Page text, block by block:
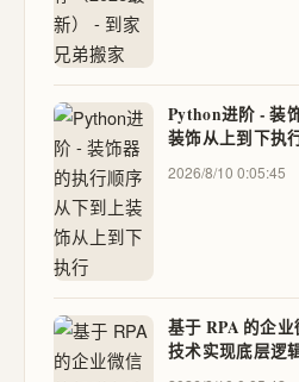
Python进阶 - 装
装饰从上到下执
2026/8/10 0:05:45
基于 RPA 的企业
技术实现底层逻